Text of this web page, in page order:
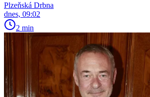
Plzeňská Drbna
dnes, 09:02
2 min